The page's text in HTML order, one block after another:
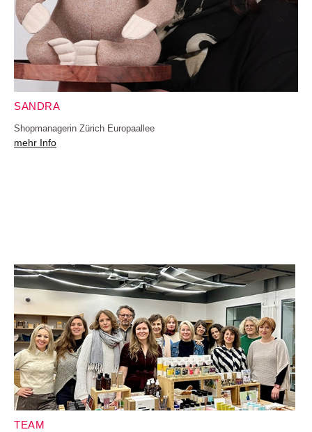
SANDRA
Shopmanagerin Zürich Europaallee
mehr Info
TEAM